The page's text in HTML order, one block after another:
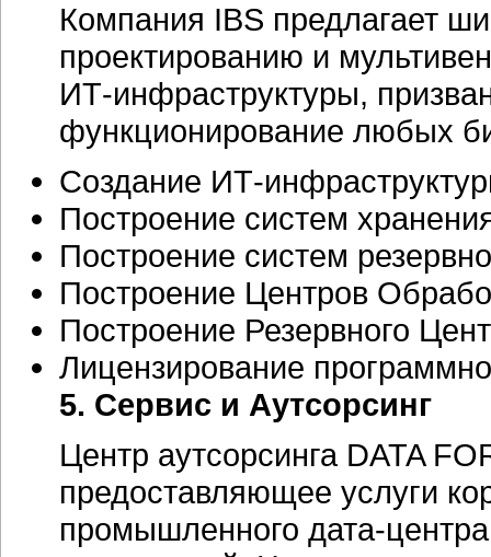
Компания IBS предлагает
проектированию и
ИТ-инфраструктуры,
функционирование любых
Создание ИТ-
Построение систем
Построение систем
Построение Центров
Построение Резервного
Лицензирование
5. Сервис и Аутсорсинг
Центр аутсорсинга DATA
предоставляющее услуги
промышленного дата-